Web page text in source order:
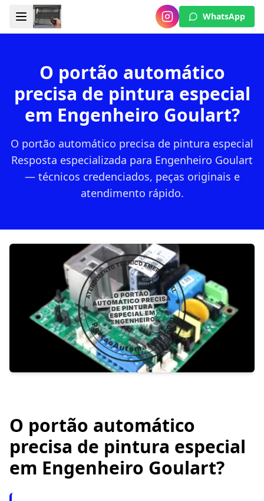
WhatsApp
O portão automático
precisa de pintura especial
em Engenheiro Goulart?
O portão automático precisa de pintura especial
Resposta especializada para Engenheiro Goulart
— técnicos credenciados, peças originais e
atendimento rápido.
O portão automático
precisa de pintura especial
em Engenheiro Goulart?